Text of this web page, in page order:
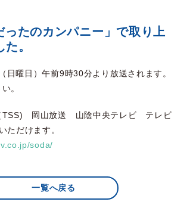
ったのカンパニー」で取り上
。
曜日）午前9時30分より放送されます。
。
TSS) 岡山放送 山陰中央テレビ テレビ
ただけます。
soda/
一覧へ戻る